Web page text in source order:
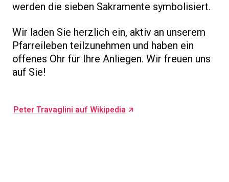
werden die sieben Sakramente symbolisiert.
Wir laden Sie herzlich ein, aktiv an unserem
Pfarreileben teilzunehmen und haben ein
offenes Ohr für Ihre Anliegen. Wir freuen uns
auf Sie!
Peter Travaglini auf Wikipedia